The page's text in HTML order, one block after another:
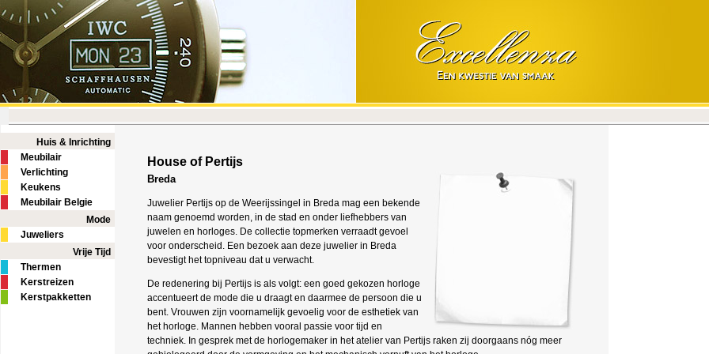
House of Pertijs
Breda
Juwelier Pertijs op de Weerijssingel in Breda mag een bekende
naam genoemd worden, in de stad en onder liefhebbers van
juwelen en horloges. De collectie topmerken verraadt gevoel
voor onderscheid. Een bezoek aan deze juwelier in Breda
bevestigt het topniveau dat u verwacht.
De redenering bij Pertijs is als volgt: een goed gekozen horloge
accentueert de mode die u draagt en daarmee de persoon die u
bent. Vrouwen zijn voornamelijk gevoelig voor de esthetiek van
het horloge. Mannen hebben vooral passie voor tijd en
techniek. In gesprek met de horlogemaker in het atelier van Pertijs raken zij doorgaans nóg meer
Huis & Inrichting
Meubilair
Verlichting
Keukens
Meubilair Belgie
Mode
Juweliers
Vrije Tijd
Thermen
Kerstreizen
Kerstpakketten